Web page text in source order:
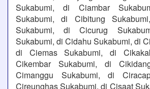
Sukabumi, di Ciambar
Sukabumi, di Cibitung
Sukabumi, di Cicurug
Sukabumi, di Cidahu Sukabumi, di
di Ciemas Sukabumi, di
Cikembar Sukabumi, di
Cimanggu Sukabumi, di
Cireunghas Sukabumi, di Cisaat